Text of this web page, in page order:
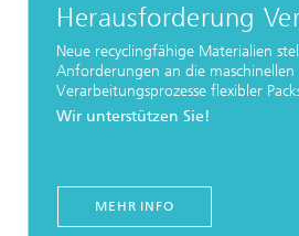
Herausforderung
Neue recyclingfähige Materialien
Anforderungen an die maschinellen
Verarbeitungsprozesse flexibler
Wir unterstützen Sie!
MEHR INFO